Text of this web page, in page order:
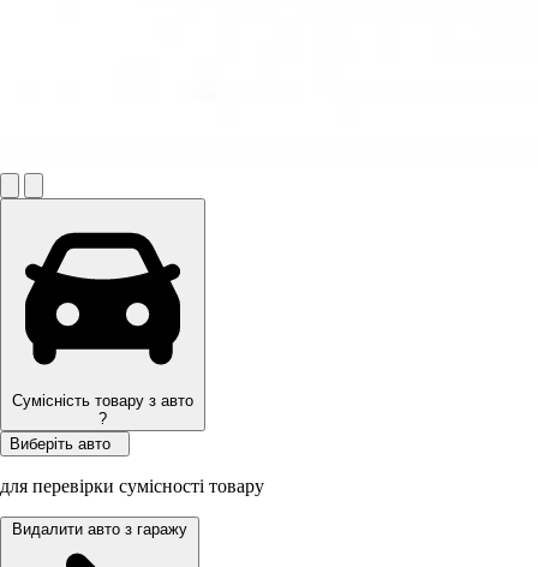
Сумісність товару з авто
?
Виберіть авто
для перевірки сумісності товару
Видалити авто з гаражу